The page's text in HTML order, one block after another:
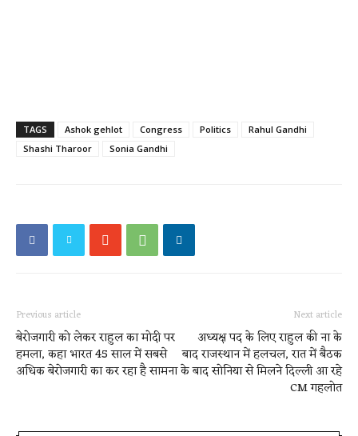
TAGS Ashok gehlot Congress Politics
Rahul Gandhi
Shashi Tharoor
Sonia Gandhi
Previous article
बेरोजगारी को लेकर राहुल का मोदी पर
हमला, कहा भारत 45 साल में सबसे
अधिक बेरोजगारी का कर रहा है सामना
Next article
अध्यक्ष पद के लिए राहुल की ना के
बाद राजस्थान में हलचल, रात में बैठक
के बाद सोनिया से मिलने दिल्ली आ रहे
CM गहलोत